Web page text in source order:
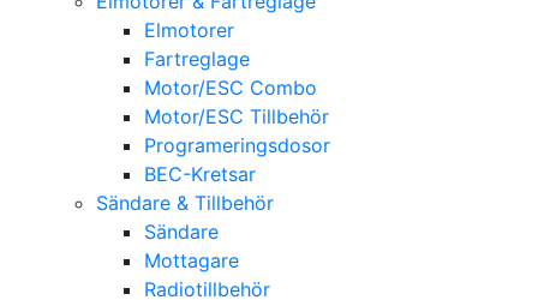
Elmotorer
Fartreglage
Motor/ESC Combo
Motor/ESC Tillbehör
Programeringsdosor
BEC-Kretsar
Sändare & Tillbehör
Sändare
Mottagare
Radiotillbehör